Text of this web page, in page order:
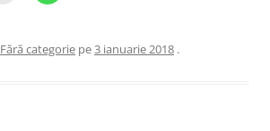
Fără categorie pe3 ianuarie 2018 .